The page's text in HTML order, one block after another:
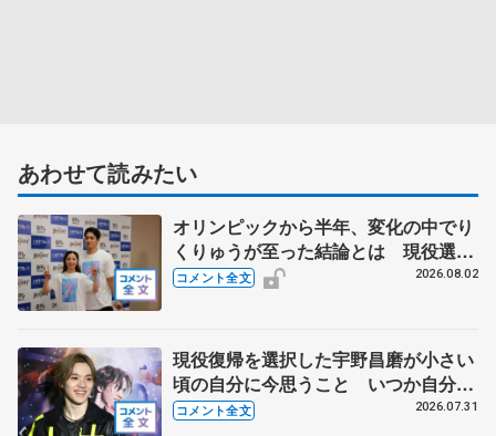
あわせて読みたい
オリンピックから半年、変化の中でり
くりゅうが至った結論とは 現役選手
みたいな今の生活に「引退したんだよ
コメント全文 2026.08.02
現役復帰を選択した宇野昌磨が小さい
頃の自分に今思うこと いつか自分た
ちが望むスケーターに 【「Ice
コメント全文 2026.07.31